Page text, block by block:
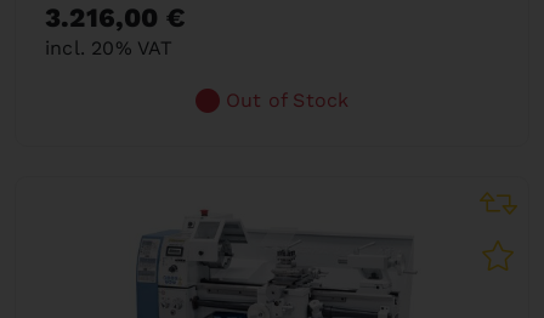
3.216,00 €
incl. 20% VAT
Out of Stock